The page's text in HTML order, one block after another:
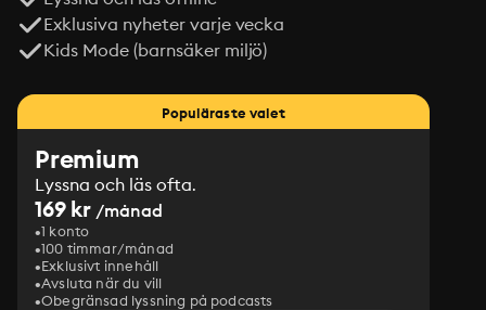
Exklusiva nyheter varje vecka
Kids Mode (barnsäker miljö)
Populäraste valet
Premium
Lyssna och läs ofta.
169 kr /månad
1 konto
100 timmar/månad
Exklusivt innehåll
Avsluta när du vill
Obegränsad lyssning på podcasts